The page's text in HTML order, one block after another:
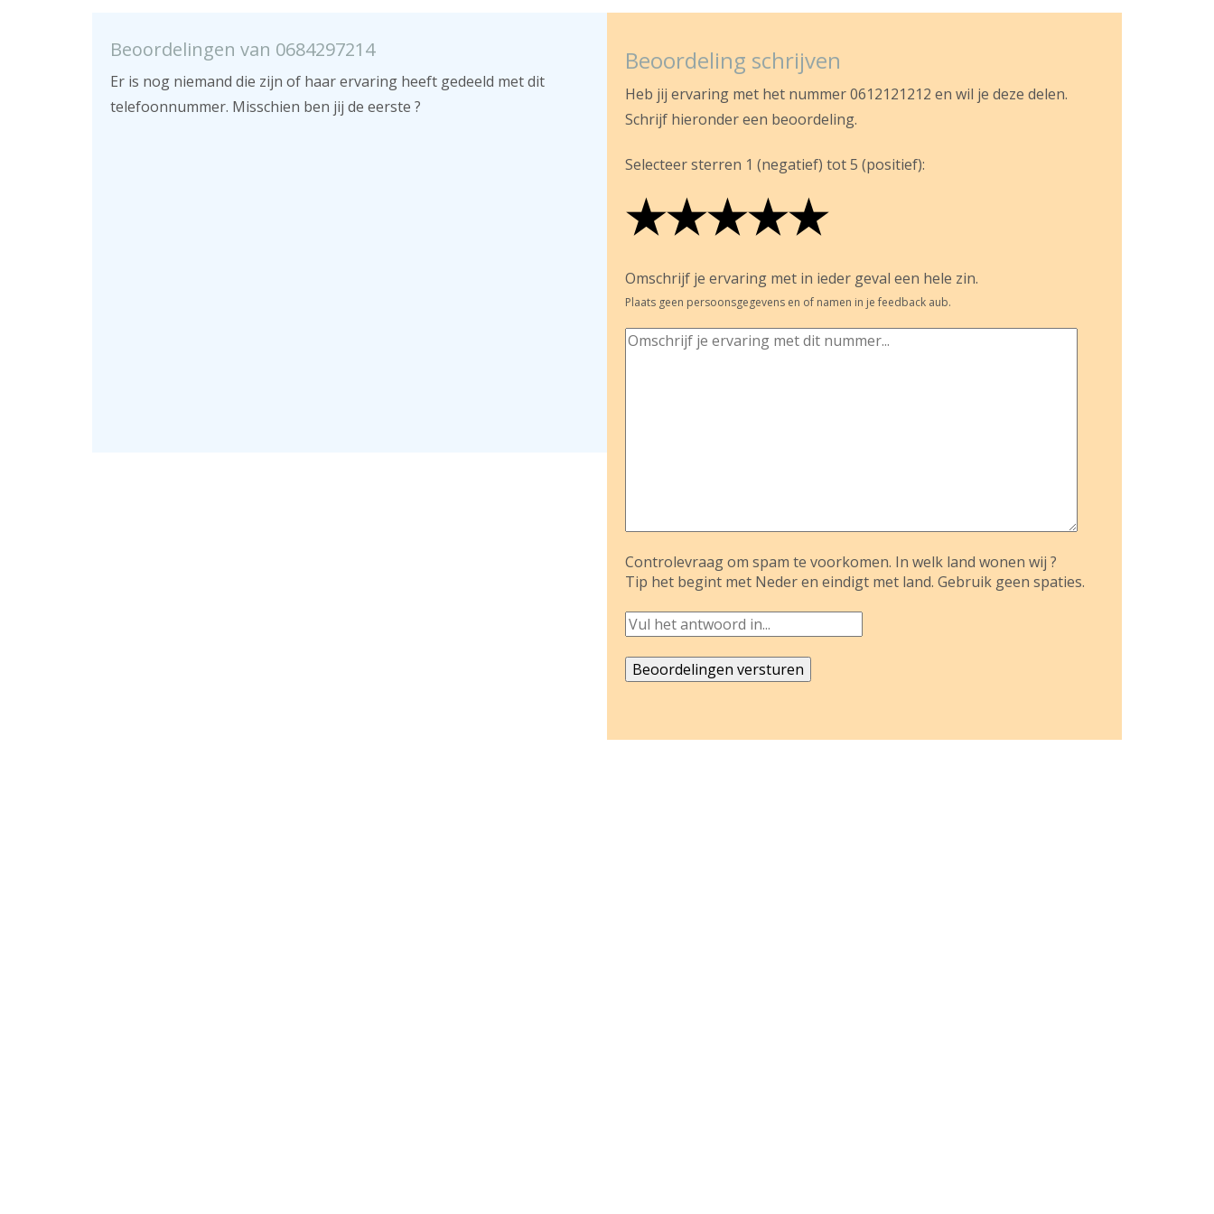
Beoordelingen van 0684297214
Er is nog niemand die zijn of haar ervaring heeft gedeeld met dit
telefoonnummer. Misschien ben jij de eerste ?
Beoordeling schrijven
Heb jij ervaring met het nummer 0612121212 en wil je deze delen.
Schrijf hieronder een beoordeling.
Selecteer sterren 1 (negatief) tot 5 (positief):
★
★★
★★★
★★★★
★★★★★
Omschrijf je ervaring met in ieder geval een hele zin.
Plaats geen persoonsgegevens en of namen in je feedback aub.
Controlevraag om spam te voorkomen. In welk land wonen wij ?
Tip het begint met Neder en eindigt met land. Gebruik geen spaties.